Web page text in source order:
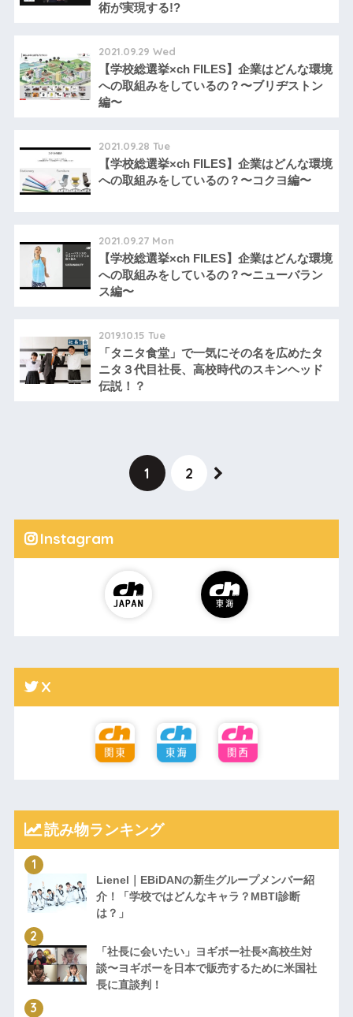
術が実現する!?
2021.09.29 Wed
【学校総選挙×ch FILES】企業はどんな環境
への取組みをしているの？〜ブリヂストン
編〜
2021.09.28 Tue
【学校総選挙×ch FILES】企業はどんな環境
への取組みをしているの？〜コクヨ編〜
2021.09.27 Mon
【学校総選挙×ch FILES】企業はどんな環境
への取組みをしているの？〜ニューバラン
ス編〜
2019.10.15 Tue
「タニタ食堂」で一気にその名を広めたタ
ニタ３代目社長、高校時代のスキンヘッド
伝説！？
1 2
Instagram
X
読み物ランキング
Lienel｜EBiDANの新生グループメンバー紹
介！「学校ではどんなキャラ？MBTI診断
は？」
「社長に会いたい」ヨギボー社長×高校生対
談〜ヨギボーを日本で販売するために米国社
長に直談判！